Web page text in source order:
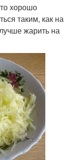
хорошо
таким, как на
жарить на